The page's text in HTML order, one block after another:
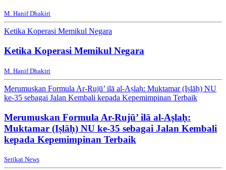
M. Hanif Dhakiri
Ketika Koperasi Memikul Negara
Ketika Koperasi Memikul Negara
M. Hanif Dhakiri
Merumuskan Formula Ar-Rujū’ ilā al-Aṣlaḥ: Muktamar (Iṣlāḥ) NU
ke-35 sebagai Jalan Kembali kepada Kepemimpinan Terbaik
Merumuskan Formula Ar-Rujū’ ilā al-Aṣlaḥ:
Muktamar (Iṣlāḥ) NU ke-35 sebagai Jalan Kembali
kepada Kepemimpinan Terbaik
Serikat News